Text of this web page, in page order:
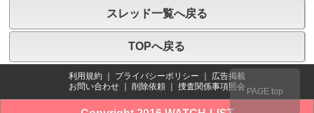
スレッド一覧へ戻る
TOPへ戻る
利用規約 ｜ プライバシーポリシー ｜ 広告掲載
お問い合わせ ｜ 削除依頼 ｜ 捜査関係事項照会
PAGE top